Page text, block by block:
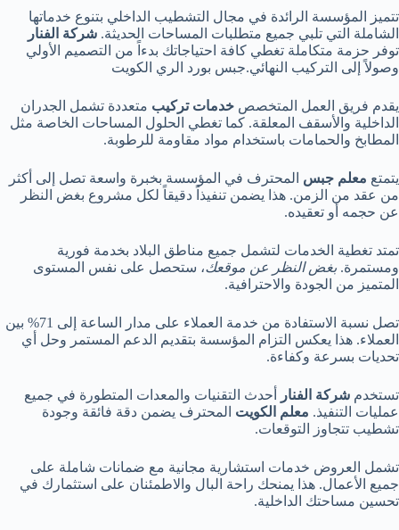
تتميز المؤسسة الرائدة في مجال التشطيب الداخلي بتنوع خدماتها
الشاملة التي تلبي جميع متطلبات المساحات الحديثة. شركة الفنار
توفر حزمة متكاملة تغطي كافة احتياجاتك بدءاً من التصميم الأولي
وصولاً إلى التركيب النهائي.جبس بورد الري الكويت
يقدم فريق العمل المتخصص خدمات تركيب متعددة تشمل الجدران
الداخلية والأسقف المعلقة. كما تغطي الحلول المساحات الخاصة مثل
المطابخ والحمامات باستخدام مواد مقاومة للرطوبة.
يتمتع معلم جبس المحترف في المؤسسة بخبرة واسعة تصل إلى أكثر
من عقد من الزمن. هذا يضمن تنفيذاً دقيقاً لكل مشروع بغض النظر
عن حجمه أو تعقيده.
تمتد تغطية الخدمات لتشمل جميع مناطق البلاد بخدمة فورية
ومستمرة. بغض النظر عن موقعك، ستحصل على نفس المستوى
المتميز من الجودة والاحترافية.
تصل نسبة الاستفادة من خدمة العملاء على مدار الساعة إلى 71% بين
العملاء. هذا يعكس التزام المؤسسة بتقديم الدعم المستمر وحل أي
تحديات بسرعة وكفاءة.
تستخدم شركة الفنار
أحدث التقنيات والمعدات المتطورة في جميع
عمليات التنفيذ. معلم الكويت المحترف يضمن دقة فائقة وجودة
تشطيب تتجاوز التوقعات.
تشمل العروض خدمات استشارية مجانية مع ضمانات شاملة على
جميع الأعمال. هذا يمنحك راحة البال والاطمئنان على استثمارك في
تحسين مساحتك الداخلية.